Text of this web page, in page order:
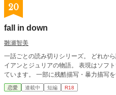
20
fall in down
雛瀬智美
一話ごとの読み切りシリーズ。 どれか
イアンとジュリアの物語。 表現はソフトですが、内容的にＲ１８とさせて頂い
ています。 一部に残酷描写・暴力描
恋愛 連載中 短編 R18